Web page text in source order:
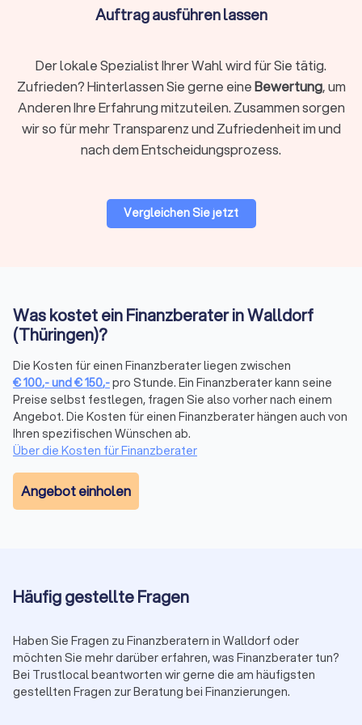
ausreicht. Lassen Sie sich bei der Altersvorsorge von den
Unternehmensberatung & Finanzierung
Die Finanzierung von Unternehmen und Finanzfragen im
Rahmen der Unternehmensberatung ist ein anspruchsvolles
Themenfeld, bei dem ein spezialisierter Finanzberater die
um auch komplexe Situationen mit dem passenden Partner
Finanzberatung in Walldorf (Thüringen):
Versicherungen, Altersvorsorge,
Vermögensplanung und mehr
Die komplexe Welt der Finanzen wird mit dem richtigen
Finanzberater an Ihrer Seite zu einem Segen für Ihr
Vermögen. Seriosität, Zuverlässigkeit, Fachkenntnisse zu
sind daher die maßgeblichen Aspekte, die Sie bei der Wahl
der passenden Finanzberatung in Walldorf (Thüringen)
Die Frage, ab wann sich die Dienste eines Finanzberaters
lohnen, hängt von verschiedenen individuellen Faktoren ab.
Die Verwaltung von Finanzen erfordert Zeit, Fachwissen und
Kontinuität. Ein Finanzberater in Walldorf (Thüringen) kann
Auftrag ausführen lassen
Der lokale Spezialist Ihrer Wahl wird für Sie tätig.
Zufrieden? Hinterlassen Sie gerne eineBewertung, um
Anderen Ihre Erfahrung mitzuteilen. Zusammen sorgen
wir so für mehr Transparenz und Zufriedenheit im und
nach dem Entscheidungsprozess.
Vergleichen Sie jetzt
Was kostet ein Finanzberater in Walldorf
(Thüringen)?
Die Kosten für einen Finanzberater liegen zwischen
€100,-und€150,-pro Stunde. Ein Finanzberater kann seine
Preise selbst festlegen, fragen Sie also vorher nach einem
Angebot. Die Kosten für einen Finanzberater hängen auch von
Ihren spezifischen Wünschen ab.
Über die Kosten für Finanzberater
Angebot einholen
Häufig gestellte Fragen
Haben Sie Fragen zu Finanzberatern in Walldorf oder
möchten Sie mehr darüber erfahren, was Finanzberater tun?
Bei Trustlocal beantworten wir gerne die am häufigsten
gestellten Fragen zur Beratung bei Finanzierungen.